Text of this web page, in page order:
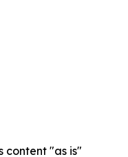
content "as is"